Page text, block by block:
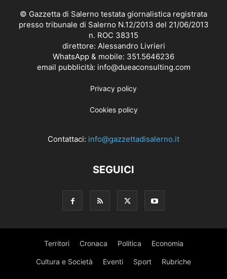
© Gazzetta di Salerno testata giornalistica registrata
presso tribunale di Salerno N.12/2013 del 21/06/2013
n. ROC 38315
direttore: Alessandro Livrieri
WhatsApp & mobile: 351.5646236
email pubblicità: info@dueaconsulting.com
Privacy policy
Cookies policy
Contattaci: info@gazzettadisalerno.it
SEGUICI
Territori Cronaca Politica Economia
Cultura e Società Eventi Sport Rubriche